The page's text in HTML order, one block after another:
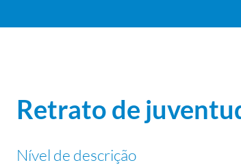
Retrato de
Nível de descrição